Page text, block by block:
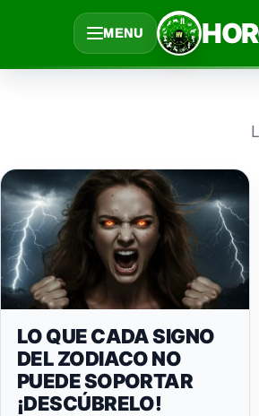
contenido
MENU
LO QUE CADA SIGNO
DEL ZODIACO NO
PUEDE SOPORTAR
¡DESCÚBRELO!